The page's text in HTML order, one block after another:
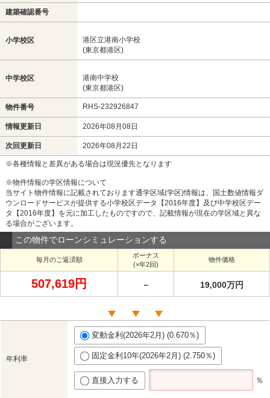
建築確認番号
小学校区
港区立港南小学校
(東京都港区)
中学校区
港南中学校
(東京都港区)
物件番号 RHS-232926847
情報更新日 2026年08月08日
次回更新日 2026年08月22日
※各種情報と差異がある場合は現況優先となります
※物件情報の学区情報について
当サイト物件情報に記載されております通学区域(学区)情報は、国土数値情報ダ
ウンロードサービスが提供する小学校区データ【2016年度】及び中学校区デー
タ【2016年度】を元に加工したものですので、記載情報が現在の学区域と異な
る場合がございます。
この物件でローンシミュレーションする
毎月のご返済額
ボーナス
(×年2回)
物件価格
507,619円 － 19,000万円
年利率
変動金利(2026年2月) (0.670％)
固定金利10年(2026年2月) (2.750％)
直接入力する ％